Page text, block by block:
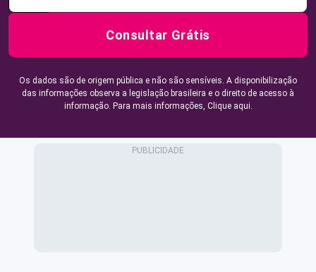
Consultar Grátis
Os dados são de origem pública e não são sensíveis. A disponibilização
das informações observa a legislação brasileira e o direito de acesso à
informação. Para mais informações, Clique aqui.